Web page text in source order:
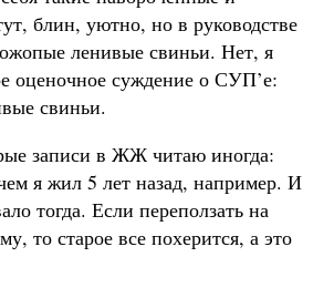
блин, уютно, но в руководстве
ленивые свиньи. Нет, я
оценочное суждение о СУП’е:
свиньи.
записи в ЖЖ читаю иногда:
я жил 5 лет назад, например. И
тогда. Если переползать на
то старое все похерится, а это